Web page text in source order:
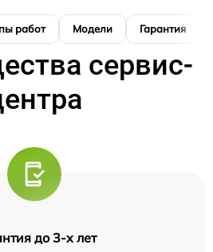
работ Модели Гарантия
сервис-
до 3-х лет